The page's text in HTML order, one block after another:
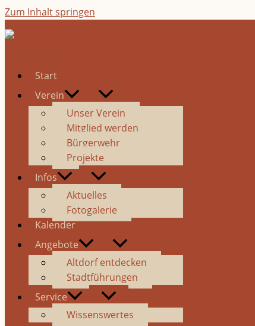
Zum Inhalt springen
Start
Verein
Unser Verein
Mitglied werden
Bürgerwehr
Projekte
Infos
Aktuelles
Fotogalerie
Kalender
Angebote
Altdorf entdecken
Stadtführungen
Service
Wissenswertes